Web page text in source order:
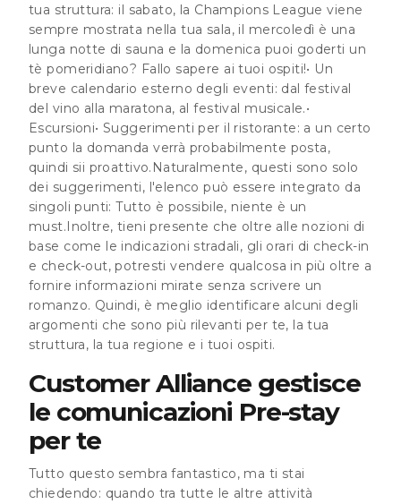
tua struttura: il sabato, la Champions League viene
sempre mostrata nella tua sala, il mercoledì è una
lunga notte di sauna e la domenica puoi goderti un
tè pomeridiano? Fallo sapere ai tuoi ospiti!• Un
breve calendario esterno degli eventi: dal festival
del vino alla maratona, al festival musicale.•
Escursioni• Suggerimenti per il ristorante: a un certo
punto la domanda verrà probabilmente posta,
quindi sii proattivo.Naturalmente, questi sono solo
dei suggerimenti, l'elenco può essere integrato da
singoli punti: Tutto è possibile, niente è un
must.Inoltre, tieni presente che oltre alle nozioni di
base come le indicazioni stradali, gli orari di check-in
e check-out, potresti vendere qualcosa in più oltre a
fornire informazioni mirate senza scrivere un
romanzo. Quindi, è meglio identificare alcuni degli
argomenti che sono più rilevanti per te, la tua
struttura, la tua regione e i tuoi ospiti.
Customer Alliance gestisce
le comunicazioni Pre-stay
per te
Tutto questo sembra fantastico, ma ti stai
chiedendo: quando tra tutte le altre attività